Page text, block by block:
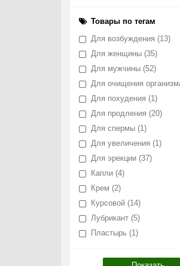
Товары по тегам
Для возбуждения (13)
Для женщины (35)
Для мужчины (52)
Для очищения
Для похудения (1)
Для продления (20)
Для спермы (1)
Для увеличения (1)
Для эрекции (37)
Капли (4)
Крем (2)
Курсовой (14)
Лубрикант (5)
Пластырь (1)